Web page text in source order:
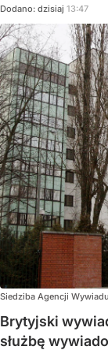
Dodano: dzisiaj 13:47
Siedziba Agencji
Brytyjski
służbę